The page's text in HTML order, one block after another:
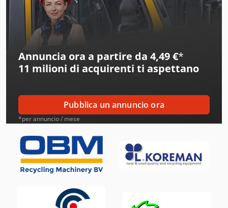
Alberti
Alcoa
Ams
Amt
Ari
Aro
Atb
Ausa
Annuncia ora a partire da 4,49 €*
11 milioni di acquirenti ti aspettano
Pubblica un annuncio ora
*per annuncio / mese